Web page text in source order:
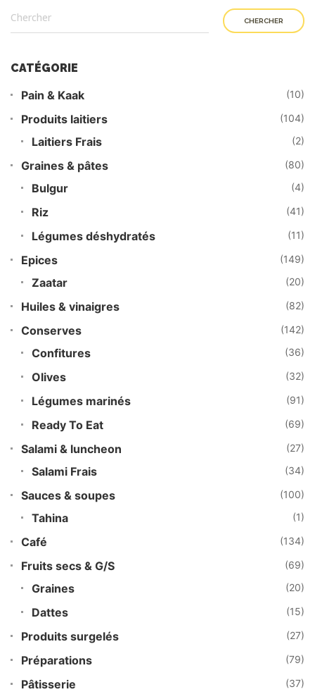
CHERCHER
CATÉGORIE
Pain & Kaak (10)
Produits laitiers (104)
Laitiers Frais (2)
Graines & pâtes (80)
Bulgur (4)
Riz (41)
Légumes déshydratés (11)
Epices (149)
Zaatar (20)
Huiles & vinaigres (82)
Conserves (142)
Confitures (36)
Olives (32)
Légumes marinés (91)
Ready To Eat (69)
Salami & luncheon (27)
Salami Frais (34)
Sauces & soupes (100)
Tahina (1)
Café (134)
Fruits secs & G/S (69)
Graines (20)
Dattes (15)
Produits surgelés (27)
Préparations (79)
Pâtisserie (37)